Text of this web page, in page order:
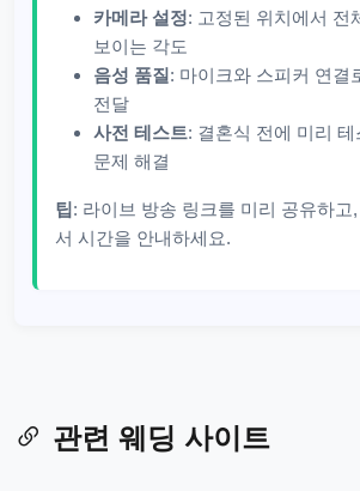
카메라 설정: 고정된 위치에서 전
보이는 각도
음성 품질 : 마이크와 스피커 연결
전달
사전 테스트: 결혼식 전에 미리
문제 해결
팁 : 라이브 방송 링크를 미리 공유하고
서 시간을 안내하세요.
관련 웨딩 사이트